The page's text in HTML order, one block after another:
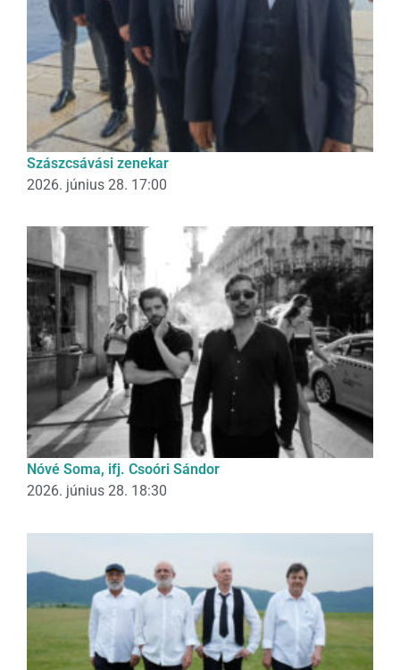
Szászcsávási zenekar
2026. június 28. 17:00
Nóvé Soma, ifj. Csoóri Sándor
2026. június 28. 18:30